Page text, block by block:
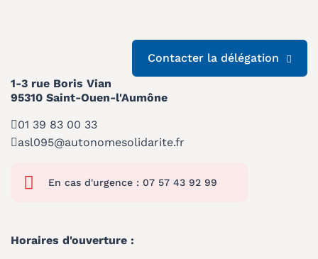
Contacter la délégation
1-3 rue Boris Vian
95310 Saint-Ouen-l'Aumône
01 39 83 00 33
asl095@autonomesolidarite.fr
En cas d'urgence : 07 57 43 92 99
Horaires d'ouverture :